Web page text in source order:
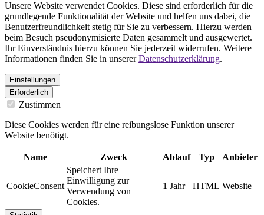
Unsere Website verwendet Cookies. Diese sind erforderlich für die
grundlegende Funktionalität der Website und helfen uns dabei, die
Benutzerfreundlichkeit stetig für Sie zu verbessern. Hierzu werden
beim Besuch pseudonymisierte Daten gesammelt und ausgewertet.
Ihr Einverständnis hierzu können Sie jederzeit widerrufen. Weitere
Informationen finden Sie in unsererDatenschutzerklärung.
Einstellungen
Erforderlich
Zustimmen
Diese Cookies werden für eine reibungslose Funktion unserer
Website benötigt.
Name Zweck Ablauf Typ Anbieter
CookieConsent
Speichert Ihre
Einwilligung zur
Verwendung von
Cookies.
1 Jahr HTML Website